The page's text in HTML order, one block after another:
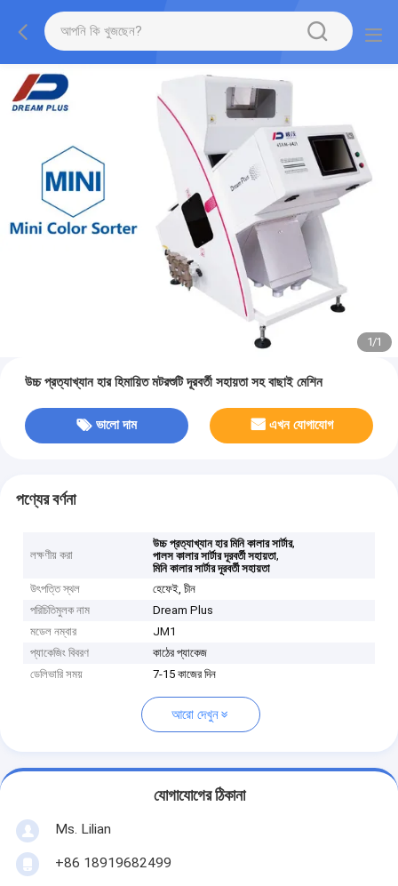
1/1
উচ্চ প্রত্যাখ্যান হার হিমায়িত মটরশুটি দূরবর্তী সহায়তা সহ বাছাই মেশিন
ভালো দাম এখন যোগাযোগ
পণ্যের বর্ণনা
লক্ষণীয় করা
উচ্চ প্রত্যাখ্যান হার মিনি কালার সার্টার,
পালস কালার সার্টার দূরবর্তী সহায়তা,
মিনি কালার সার্টার দূরবর্তী সহায়তা
উৎপত্তি স্থল
হেফেই, চীন
পরিচিতিমুলক নাম
Dream Plus
মডেল নম্বার
JM1
প্যাকেজিং বিবরণ
কাঠের প্যাকেজ
ডেলিভারি সময়
7-15 কাজের দিন
আরো দেখুন
যোগাযোগের ঠিকানা
Ms. Lilian
+86 18919682499